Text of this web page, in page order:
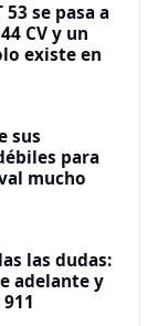
53 se pasa a
CV y un
existe en
sus
para
mucho
las dudas:
adelante y